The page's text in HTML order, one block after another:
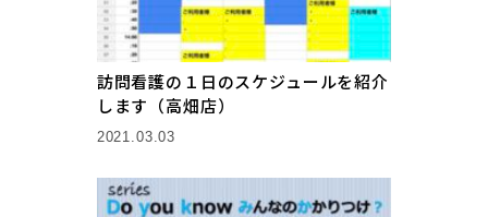
訪問看護の１日のスケジュールを紹介
します（高畑店）
2021.03.03